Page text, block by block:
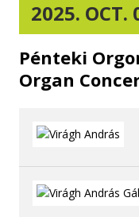
2025. OCT.
Pénteki
Organ